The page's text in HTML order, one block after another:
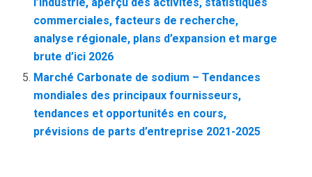
commerciales, facteurs de recherche,
analyse régionale, plans d’expansion et marge
brute d’ici 2026
Marché Carbonate de sodium – Tendances
mondiales des principaux fournisseurs,
tendances et opportunités en cours,
prévisions de parts d’entreprise 2021-2025